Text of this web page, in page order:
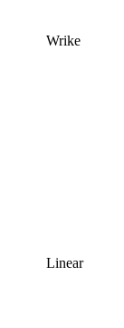
Wrike
Linear